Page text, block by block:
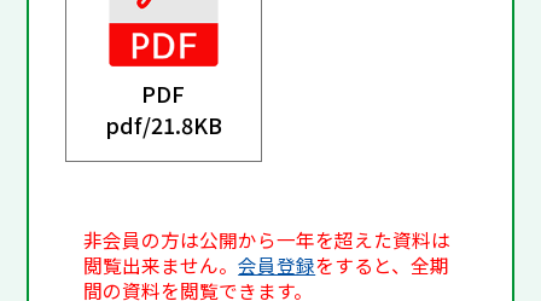
PDF
pdf/21.8KB
非会員の方は公開から一年を超えた資料は
閲覧出来ません。会員登録をすると、全期
間の資料を閲覧できます。